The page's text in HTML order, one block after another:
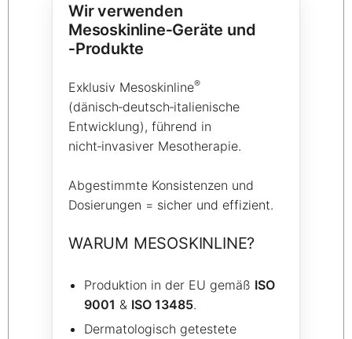
Wir verwenden
Mesoskinline‑Geräte und
‑Produkte
Exklusiv Mesoskinline®
(dänisch‑deutsch‑italienische
Entwicklung), führend in
nicht‑invasiver Mesotherapie.
Abgestimmte Konsistenzen und
Dosierungen = sicher und effizient.
WARUM MESOSKINLINE?
Produktion in der EU gemäß ISO
9001 & ISO 13485.
Dermatologisch getestete